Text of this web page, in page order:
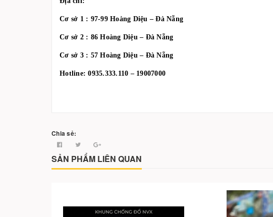
Cơ sở 1 : 97-99 Hoàng Diệu – Đà Nẵng
Cơ sở 2 : 86 Hoàng Diệu – Đà Nẵng
Cơ sở 3 : 57 Hoàng Diệu – Đà Nẵng
Hotline: 0935.333.110 – 19007000
Chia sẻ:
SẢN PHẨM LIÊN QUAN